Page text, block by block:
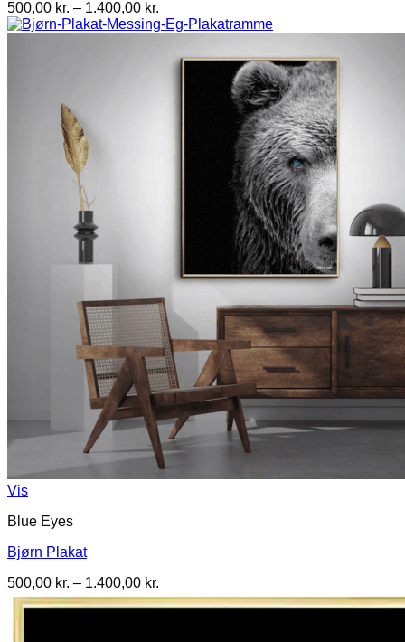
500,00 kr. – 1.400,00 kr.
500,00 kr.
1.400,00 kr.
Vis
Blue Eyes
Bjørn Plakat
500,00 kr. – 1.400,00 kr.
500,00 kr.